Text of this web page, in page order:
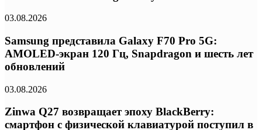
03.08.2026
Samsung представила Galaxy F70 Pro 5G:
AMOLED-экран 120 Гц, Snapdragon и шесть лет
обновлений
03.08.2026
Zinwa Q27 возвращает эпоху BlackBerry:
смартфон с физической клавиатурой поступил в